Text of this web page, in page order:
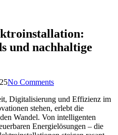
und nachhaltige
No Comments
Digitalisierung und Effizienz im
stehen, erlebt die
Wandel. Von intelligenten
Energielösungen – die